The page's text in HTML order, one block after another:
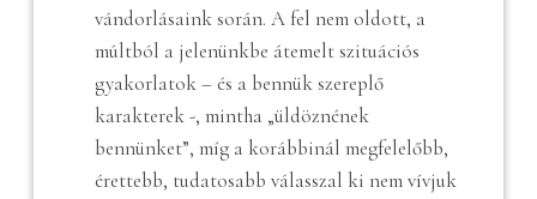
vándorlásaink során. A fel nem oldott, a
múltból a jelenünkbe átemelt szituációs
gyakorlatok – és a bennük szereplő
karakterek -, mintha „üldöznének
bennünket”, míg a korábbinál megfelelőbb,
érettebb, tudatosabb válasszal ki nem vívjuk